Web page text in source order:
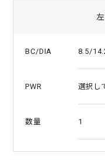
BC/DIA 8.5/
PWR
数量 1